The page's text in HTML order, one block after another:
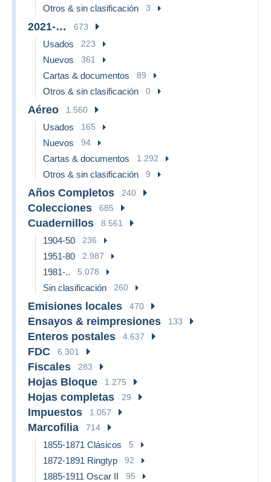
Otros & sin clasificación 3
2021-… 673
Usados 223
Nuevos 361
Cartas & documentos 89
Otros & sin clasificación 0
Aéreo 1.560
Usados 165
Nuevos 94
Cartas & documentos 1.292
Otros & sin clasificación 9
Años Completos 240
Colecciones 685
Cuadernillos 8.561
1904-50 236
1951-80 2.987
1981-.. 5.078
Sin clasificación 260
Emisiones locales 470
Ensayos & reimpresiones 133
Enteros postales 4.637
FDC 6.301
Fiscales 283
Hojas Bloque 1.275
Hojas completas 29
Impuestos 1.057
Marcofilia 714
1855-1871 Clásicos 5
1872-1891 Ringtyp 92
1885-1911 Oscar II 95